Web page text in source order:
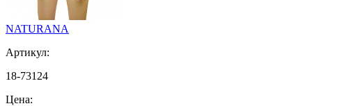
NATURANA
Артикул:
18-73124
Цена: